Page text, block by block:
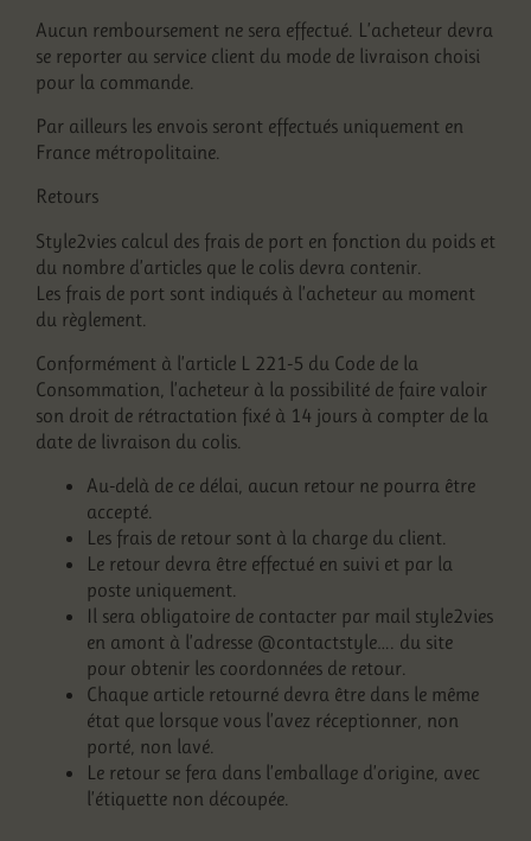
Aucun remboursement ne sera effectué. L’acheteur devra
se reporter au service client du mode de livraison choisi
pour la commande.
Par ailleurs les envois seront effectués uniquement en
France métropolitaine.
Retours
Style2vies calcul des frais de port en fonction du poids et
du nombre d’articles que le colis devra contenir.
Les frais de port sont indiqués à l’acheteur au moment
du règlement.
Conformément à l’article L 221-5 du Code de la
Consommation, l’acheteur à la possibilité de faire valoir
son droit de rétractation fixé à 14 jours à compter de la
date de livraison du colis.
Au-delà de ce délai, aucun retour ne pourra être
accepté.
Les frais de retour sont à la charge du client.
Le retour devra être effectué en suivi et par la
poste uniquement.
Il sera obligatoire de contacter par mail style2vies
en amont à l’adresse @contactstyle…. du site
pour obtenir les coordonnées de retour.
Chaque article retourné devra être dans le même
état que lorsque vous l’avez réceptionner, non
porté, non lavé.
Le retour se fera dans l’emballage d’origine, avec
l’étiquette non découpée.